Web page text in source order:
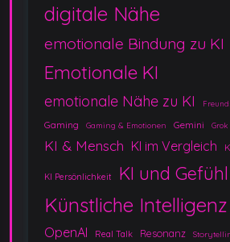
digitale Nähe
emotionale Bindung zu KI
Emotionale KI
emotionale Nähe zu KI
Gaming Gaming & Emotionen Gemini Grok
KI & Mensch KI im Vergleich
KI Persönlichkeit KI und Gefühl
Künstliche Intelligenz
OpenAI Real Talk Resonanz